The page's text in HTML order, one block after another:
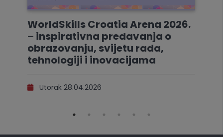
WorldSkills Croatia Arena 2026.
– inspirativna predavanja o
obrazovanju, svijetu rada,
tehnologiji i inovacijama
Utorak 28.04.2026